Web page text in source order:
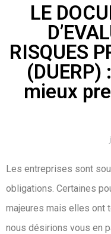
LE
RISQUES
mieux
Les entreprises sont
obligations. Certaines
majeures mais elles ont
nous désirions vous en